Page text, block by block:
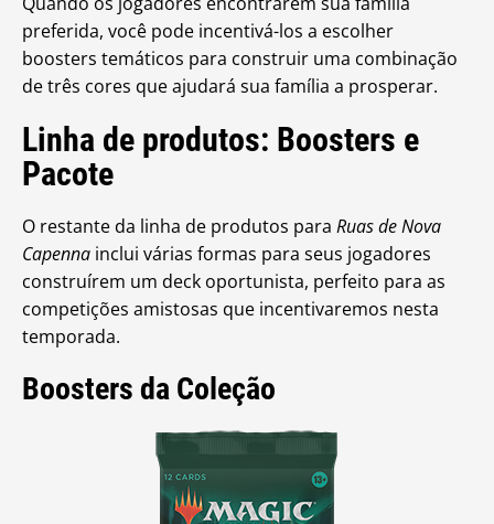
preferida, você pode incentivá-los a escolher
boosters temáticos para construir uma combinação
de três cores que ajudará sua família a prosperar.
Linha de produtos: Boosters e
Pacote
O restante da linha de produtos para Ruas de Nova
Capenna inclui várias formas para seus jogadores
construírem um deck oportunista, perfeito para as
competições amistosas que incentivaremos nesta
temporada.
Boosters da Coleção